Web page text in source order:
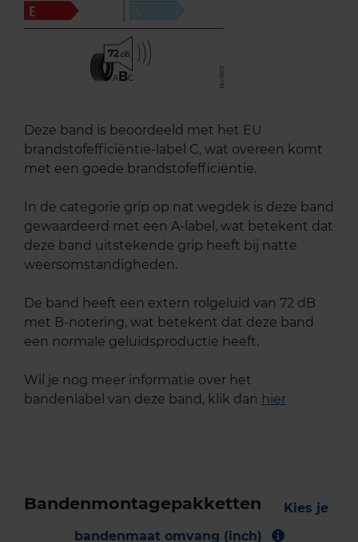
72
ABC
Deze band is beoordeeld met het EU
brandstofefficiëntie-label C, wat overeen komt
met een goede brandstofefficiëntie.
In de categorie grip op nat wegdek is deze band
gewaardeerd met een A-label, wat betekent dat
deze band uitstekende grip heeft bij natte
weersomstandigheden.
De band heeft een extern rolgeluid van 72 dB
met B-notering, wat betekent dat deze band
een normale geluidsproductie heeft.
Wil je nog meer informatie over het
bandenlabel van deze band, klik dan hier
Bandenmontagepakketten
Kies je
bandenmaat omvang (inch)